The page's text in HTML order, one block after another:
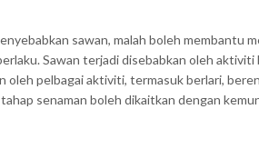
sawan, malah boleh membantu
Sawan terjadi disebabkan oleh
oleh pelbagai aktiviti, termasuk berlari,
senaman boleh dikaitkan dengan